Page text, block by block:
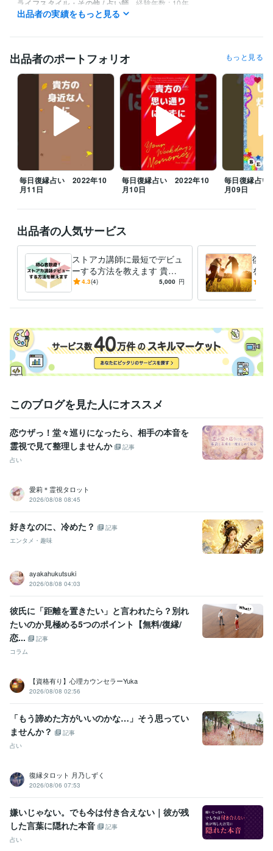
ライフスタイル・その他 / 占い師 経験年数 : 10年
ライフスタイル・その他 / イベント司会
ライフスタイル・その他 / アドバイザー 経験年数 : 20年
職歴
鈴木ライブリサーチ 2020年2月 ~ 現在
受賞歴
人生が変わる！開運風水講座 人生が変わる！ライフコーチ講座
開運
アドバイザーとしてワークショップ
九星気学初級講座　講師デビュ
資格・検定
九星気学鑑定士 取得年 : 2013年
タロットカード士 取得年 : 2018年
タロットリーディングマスター 取得年 : 2018年
第二種電気主任技術者 取得年 : 2018年
第一種電気主任技術者 取得年 : 2018年
2級電気工事施工管理技士
1級電気工事施工管理技士 取得年 : 2015年
普通自動車第一種運転免許 取得年 : 2003年
数秘術鑑定士 取得年 : 2018年
2級土木施工管理技士 取得年 : 2002年
得意分野
占い あなたの内なる響きを誠心誠意お伝えします
恋愛、不倫、復縁、
学歴
出品者の実績をもっと見る
出品者のポートフォリオ もっと見る
毎日復縁占い 2022年10
月11日
毎日復縁占い 2022年10
月10日
毎日復縁占
月09日
出品者の人気サービス
ストアカ講師に最短でデビュ
ーする方法を教えます 貴方
の好きがお金に代わる初心者
です
4.3(4) 5,000 円
復縁
を最
今ま
最終
このブログを見た人にオススメ
恋ウザっ！堂々巡りになったら、相手の本音を
霊視で見て整理しませんか
記事
占い
愛莉＊霊視タロット
2026/08/08 08:45
好きなのに、冷めた？
記事
エンタメ・趣味
ayakahukutsuki
2026/08/08 04:03
彼氏に「距離を置きたい」と言われたら？別れ
たいのか見極める5つのポイント【無料/復縁/
恋...
記事
コラム
【資格有り】心理カウンセラーYuka
2026/08/08 02:56
「もう諦めた方がいいのかな…」そう思ってい
ませんか？
記事
占い
復縁タロット 月乃しずく
2026/08/06 07:53
嫌いじゃない。でも今は付き合えない｜彼が残
した言葉に隠れた本音
記事
占い